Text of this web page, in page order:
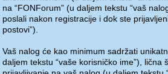
na “FONForum” (u daljem tekstu “vaš
poslali nakon registracije i dok ste
postovi”).
Vaš nalog će kao minimum sadržati
daljem tekstu “vaše korisničko ime”), lična